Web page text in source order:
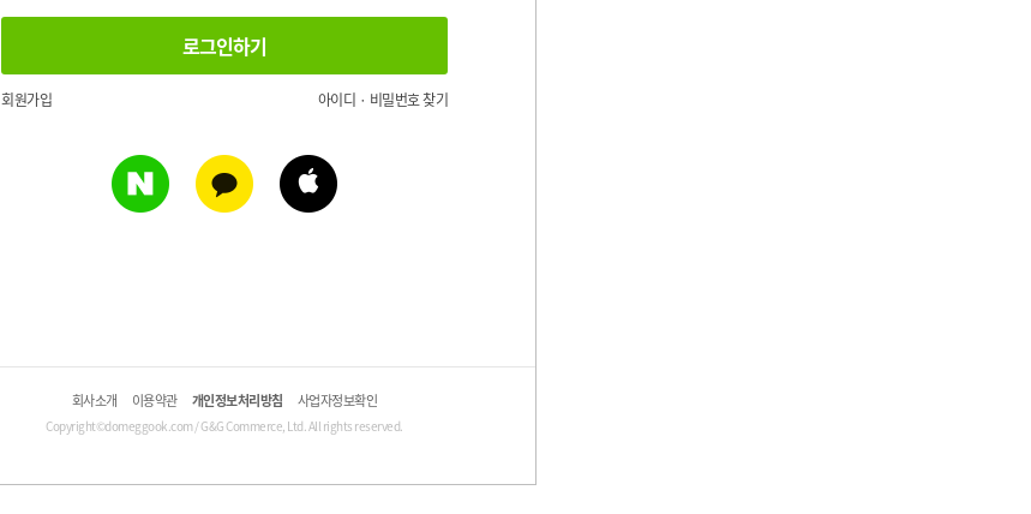
회원가입 아이디 · 비밀번호 찾기
회사소개 이용약관 개인정보처리방침 사업자정보확인
Copyright©domeggook.com / G&G Commerce, Ltd. All rights reserved.